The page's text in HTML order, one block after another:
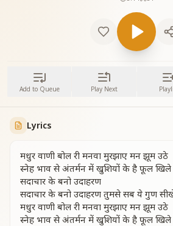
Add to Queue Play Next
Lyrics
मधुर वाणी बोल री मनवा मुरझाए मन झूम उठे
स्नेह भाव से अंतर्मन में खुशियों के है फूल खिले
सदाचार के बनो उदाहरण
सदाचार के बनो उदाहरण तुमसे सब ये गुण
मधुर वाणी बोल री मनवा मुरझाए मन झूम उठे
स्नेह भाव से अंतर्मन में खुशियों के है फूल खिले